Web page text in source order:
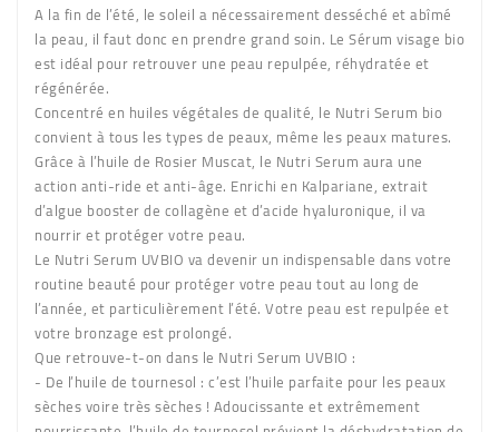
A la fin de l’été, le soleil a nécessairement desséché et abîmé
la peau, il faut donc en prendre grand soin. Le Sérum visage bio
est idéal pour retrouver une peau repulpée, réhydratée et
régénérée.
Concentré en huiles végétales de qualité, le Nutri Serum bio
convient à tous les types de peaux, même les peaux matures.
Grâce à l’huile de Rosier Muscat, le Nutri Serum aura une
action anti-ride et anti-âge. Enrichi en Kalpariane, extrait
d’algue booster de collagène et d’acide hyaluronique, il va
nourrir et protéger votre peau.
Le Nutri Serum UVBIO va devenir un indispensable dans votre
routine beauté pour protéger votre peau tout au long de
l’année, et particulièrement l’été. Votre peau est repulpée et
votre bronzage est prolongé.
Que retrouve-t-on dans le Nutri Serum UVBIO :
- De l’huile de tournesol : c’est l’huile parfaite pour les peaux
sèches voire très sèches ! Adoucissante et extrêmement